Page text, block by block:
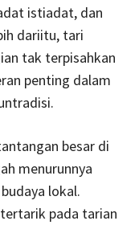
istiadat, dan
dariitu, tari
tak terpisahkan
penting dalam
besar di
menurunnya
lokal.
pada tarian